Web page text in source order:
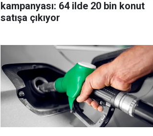
kampanyası: 64 ilde 20 bin konut
satışa çıkıyor